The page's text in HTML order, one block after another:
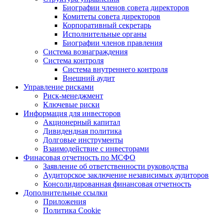
Биографии членов совета директоров
Комитеты совета директоров
Корпоративный секретарь
Исполнительные органы
Биографии членов правления
Система вознаграждения
Система контроля
Система внутреннего контроля
Внешний аудит
Управление рисками
Риск-менеджмент
Ключевые риски
Информация для инвесторов
Акционерный капитал
Дивидендная политика
Долговые инструменты
Взаимодействие с инвеcторами
Финасовая отчетность по МСФО
Заявление об ответственности руководства
Аудиторское заключение независимых аудиторов
Консолидированная финансовая отчетность
Дополнительные ссылки
Приложения
Политика Cookie